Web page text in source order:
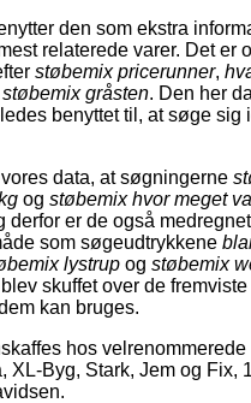
den som ekstra
relaterede varer. Det er
støbemix pricerunner,
støbemix gråsten. Den her
benyttet til, at søge sig
vores data, at søgningerne
og støbemix hvor meget
derfor er de også
som søgeudtrykkene
lystrup og støbemix
skuffet over de
kan bruges.
hos velrenommerede
XL-Byg, Stark, Jem og Fix,